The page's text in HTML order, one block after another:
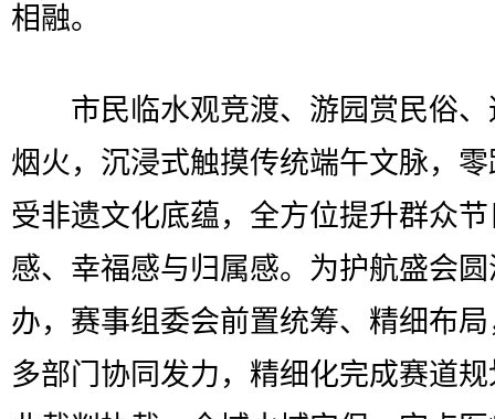
相融。
市民临水观竞渡、游园赏民俗、
烟火，沉浸式触摸传统端午文脉，
受非遗文化底蕴，全方位提升群众
感、幸福感与归属感。为护航盛会
办，赛事组委会前置统筹、精细布
多部门协同发力，精细化完成赛道